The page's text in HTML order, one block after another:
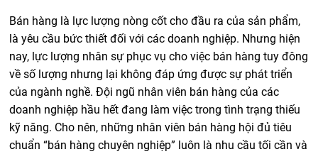
Bán hàng là lực lượng nòng cốt cho đầu ra của sản phẩm,
là yêu cầu bức thiết đối với các doanh nghiệp. Nhưng hiện
nay, lực lượng nhân sự phục vụ cho việc bán hàng tuy đông
về số lượng nhưng lại không đáp ứng được sự phát triển
của ngành nghề. Đội ngũ nhân viên bán hàng của các
doanh nghiệp hầu hết đang làm việc trong tình trạng thiếu
kỹ năng. Cho nên, những nhân viên bán hàng hội đủ tiêu
chuẩn “bán hàng chuyên nghiệp” luôn là nhu cầu tối cần và